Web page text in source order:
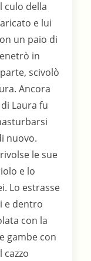
culo della
e lui
un paio di
in
scivolò
Ancora
Laura fu
nuovo.
le sue
e lo
Lo estrasse
e dentro
con la
gambe con
cazzo